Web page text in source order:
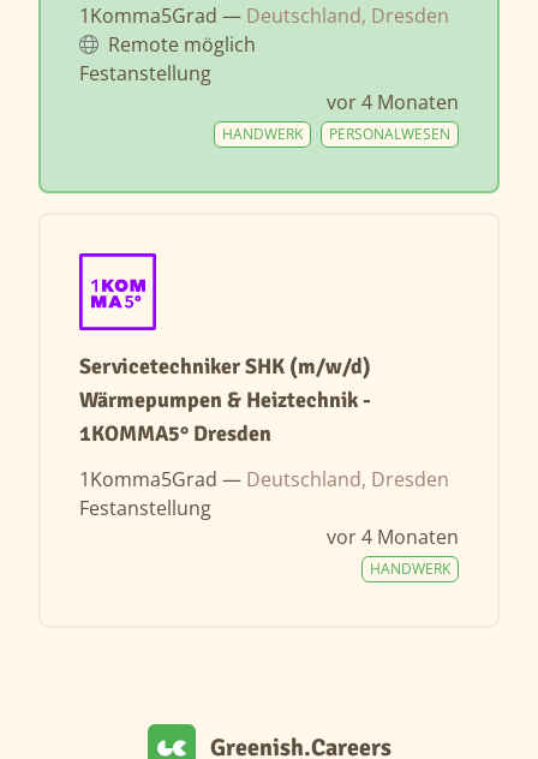
1Komma5Grad — Deutschland, Dresden
Remote möglich
Festanstellung
vor 4 Monaten
PERSONALWESEN
HANDWERK
Servicetechniker SHK (m/w/d)
Wärmepumpen & Heiztechnik -
1KOMMA5° Dresden
1Komma5Grad — Deutschland, Dresden
Festanstellung
vor 4 Monaten
HANDWERK
Greenish.Careers